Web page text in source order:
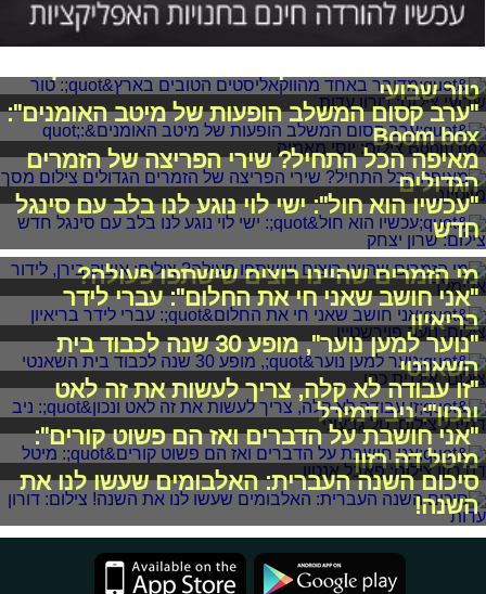
טור שבועי
"ערב קסום המשלב הופעות של מיטב האומנים":
Boom box
מאיפה הכל התחיל? שירי הפריצה של הזמרים
הגדולים
"עכשיו הוא חול": ישי לוי נוגע לנו בלב עם סינגל
חדש
מי הזמרים שהיינו רוצים שישתפו פעולה?
"אני חושב שאני חי את החלום": עברי לידר
בריאיון
"נוער למען נוער", מופע 30 שנה לכבוד בית
השאנטי
"זו עבודה לא קלה, צריך לעשות את זה לאט
ונכון": ניב דמירל
"אני חושבת על הדברים ואז הם פשוט קורים":
מיטל דה רזון
סיכום השנה העברית: האלבומים שעשו לנו את
השנה!